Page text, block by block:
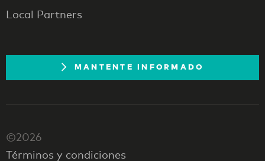
Local Partners
MANTENTE INFORMADO
©2026
Términos y condiciones